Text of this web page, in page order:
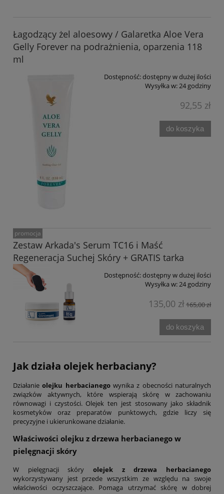
Łagodzący żel aloesowy / Galaretka Aloe Vera
Gelly Forever na podrażnienia, oparzenia 118
ml
Dostępność:dostępny w dużej ilości
Wysyłka w:24 godziny
92,55 zł
do koszyka
Zestaw Arkada's Serum TC16 i Maść
Regeneracja Suchej Skóry + GRATIS tarka
Dostępność:dostępny w dużej ilości
Wysyłka w:24 godziny
135,00 zł165,00 zł
do koszyka
promocja
Jak działa olejek herbaciany?
Działanieolejku herbacianegowynika z obecności naturalnych
związków aktywnych, które wspierają skórę w zachowaniu
równowagi i czystości. Olejek ten jest stosowany jako składnik
kosmetyków oraz preparatów punktowych, gdzie liczy się
precyzyjne i ukierunkowane działanie.
Właściwości olejku z drzewa herbacianego w
pielęgnacji skóry
W pielęgnacji skóry olejek z drzewa herbacianego
wykorzystywany jest przede wszystkim ze względu na swoje
właściwości oczyszczające. Pomaga utrzymać skórę w dobrej